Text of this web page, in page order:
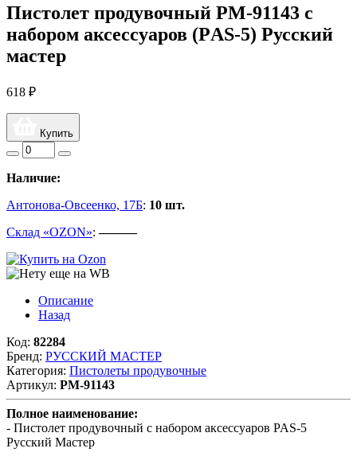
Пистолет продувочный РМ-91143 с
набором аксессуаров (PАS-5) Русский
мастер
618 ₽
Купить
Наличие:
Антонова-Овсеенко, 17Б: 10 шт.
Склад «OZON»:———
Описание
Назад
Код: 82284
Бренд: РУССКИЙ МАСТЕР
Категория: Пистолеты продувочные
Артикул: РМ-91143
Полное наименование:
- Пистолет продувочный с набором аксессуаров PAS-5
Русский Мастер